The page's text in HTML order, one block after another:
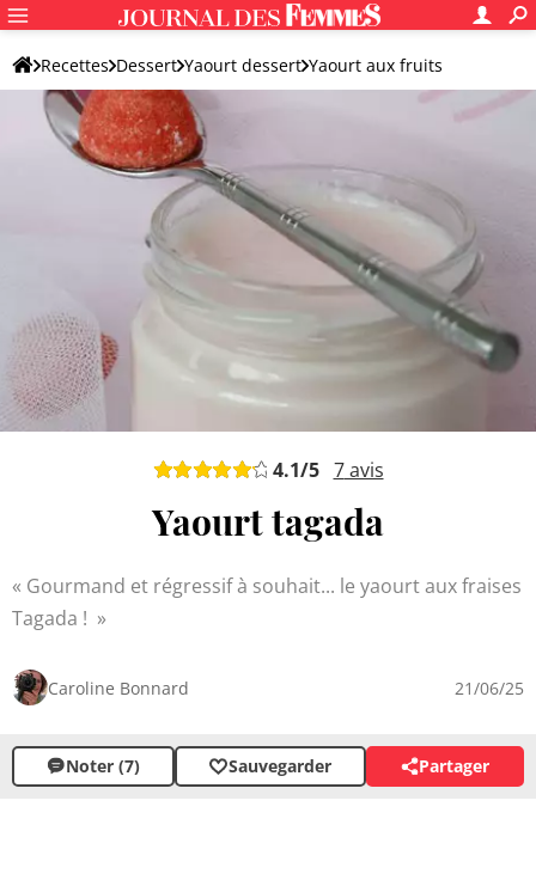
Recettes Dessert Yaourt dessert Yaourt aux fruits
4.1/5 7avis
Yaourt tagada
Gourmand et régressif à souhait... le yaourt aux fraises
Tagada !
Caroline Bonnard 21/06/25
Noter (7) Sauvegarder Partager